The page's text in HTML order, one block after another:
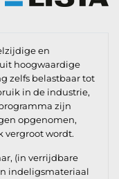
en
hoogwaardige
zelfs belastbaar tot
in de industrie,
zijn
opgenomen,
vergroot wordt.
(in verrijdbare
indeligsmateriaal